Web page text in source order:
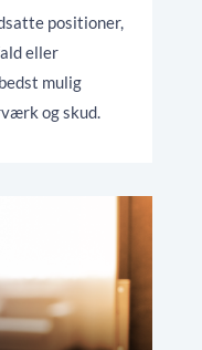
positioner,
eller
mulig
og skud.